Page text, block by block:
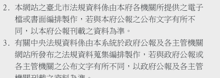
本網站之臺北市法規資料係由本府各機關所提供之電子
檔或書面編排製作，若與本府公報之公布文字有所不
同，以本府公報刊載之資料為準。
有關中央法規資料係由本系統於政府公報及各主管機關
網站所發布之法規資料蒐集編排製作，若與政府公報或
各主管機關之公布文字有所不同，以政府公報及各主管